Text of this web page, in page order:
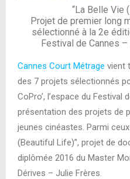
“La Belle Vie
Projet de premier long
sélectionné à la 2e
Festival de Cannes
Cannes Court Métrage vient
des 7 projets sélectionnés
CoPro’, l’espace du Festival
présentation des projets de
jeunes cinéastes. Parmi
(Beautiful Life)”, projet de
diplômée 2016 du Master
Dérives – Julie Frères.